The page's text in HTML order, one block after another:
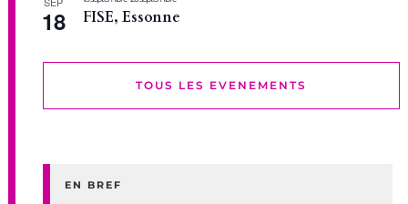
18 FISE, Essonne
TOUS LES EVENEMENTS
EN BREF